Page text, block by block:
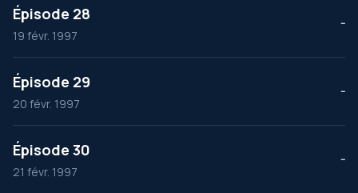
Épisode 28
19 févr. 1997
--
Épisode 29
20 févr. 1997
--
Épisode 30
21 févr. 1997
--